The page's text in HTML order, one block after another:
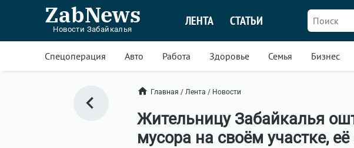
ZabNews
Новости Забайкалья
ЛЕНТА СТАТЬИ
Спецоперация Авто Работа Здоровье Семья Бизнес
Главная / Лента / Новости
Жительницу Забайкалья
мусора на своём участке,